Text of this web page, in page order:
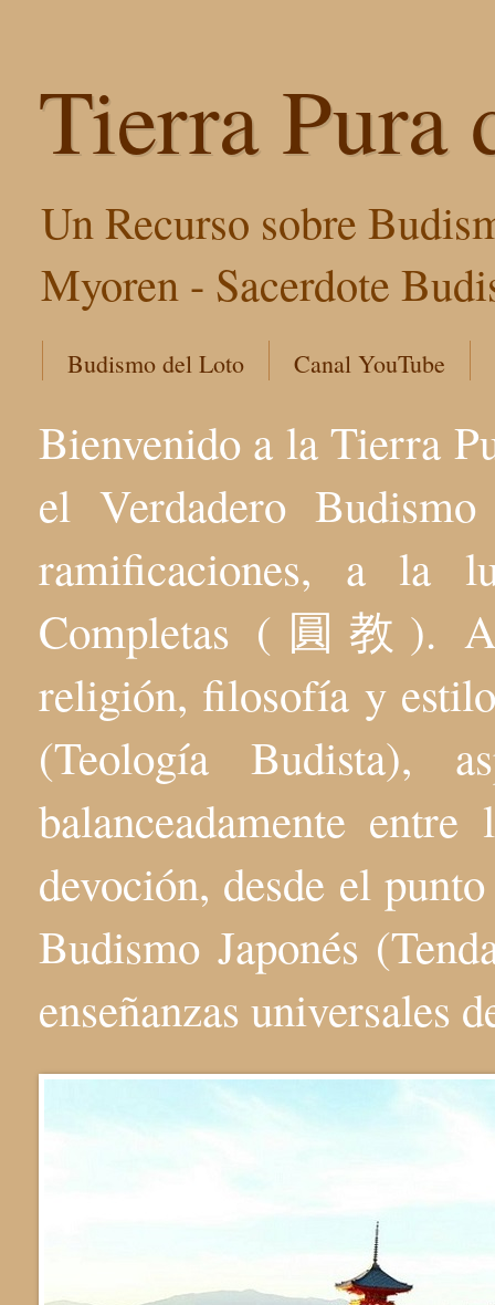
Tierra Pura
Un Recurso sobre
Myoren - Sacerdote
Budismo del Loto Canal YouTube
Bienvenido a la Tierra
el Verdadero
ramificaciones, a la
Completas (圓教).
religión, filosofía y
(Teología Budista),
balanceadamente
devoción, desde el
Budismo Japonés
enseñanzas universales